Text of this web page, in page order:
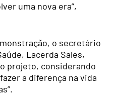
uma nova era”,
o secretário
Lacerda Sales,
projeto, considerando
a diferença na vida